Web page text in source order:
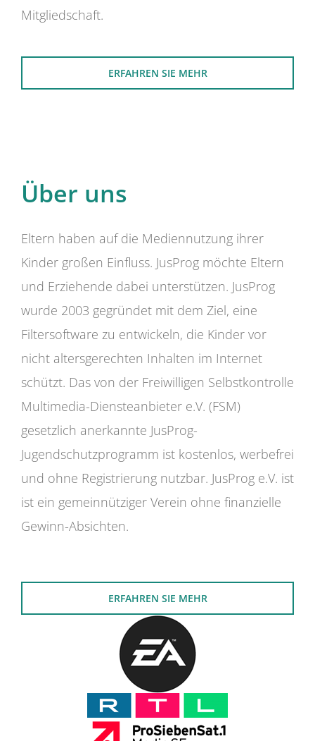
Mitgliedschaft.
ERFAHREN SIE MEHR
Über uns
Eltern haben auf die Mediennutzung ihrer
Kinder großen Einfluss. JusProg möchte Eltern
und Erziehende dabei unterstützen. JusProg
wurde 2003 gegründet mit dem Ziel, eine
Filtersoftware zu entwickeln, die Kinder vor
nicht altersgerechten Inhalten im Internet
schützt. Das von der Freiwilligen Selbstkontrolle
Multimedia-Diensteanbieter e.V. (FSM)
gesetzlich anerkannte JusProg-
Jugendschutzprogramm ist kostenlos, werbefrei
und ohne Registrierung nutzbar. JusProg e.V. ist
ist ein gemeinnütziger Verein ohne finanzielle
Gewinn-Absichten.
ERFAHREN SIE MEHR